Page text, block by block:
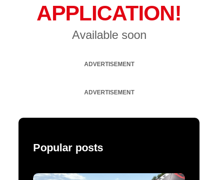
APPLICATION!
Available soon
ADVERTISEMENT
ADVERTISEMENT
Popular posts